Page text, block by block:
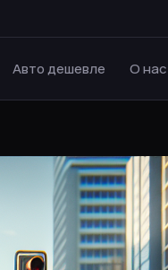
Авто дешевле О нас